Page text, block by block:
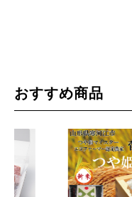
おすすめ商品